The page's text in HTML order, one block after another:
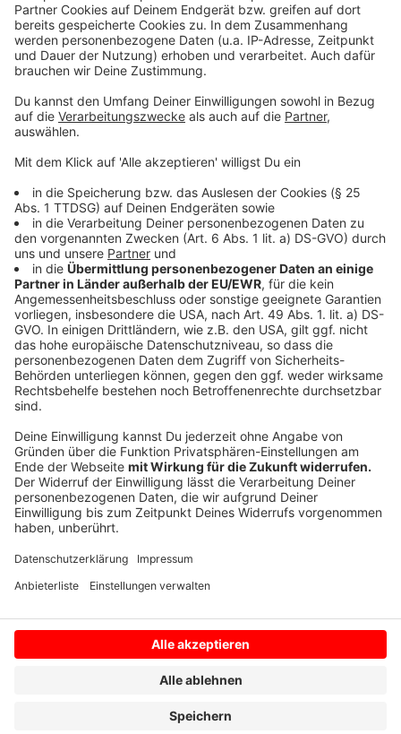
wer seinen Impfstatus nicht verlieren will, muss
sich boostern lassen. Dafür sollen Menschen mit
Booster auch keinen zusätzlichen Test machen
müssen.
Der Genesenen-Status soll nur noch sechs
Monate lang gelten. Wer eine überstandene
Coronainfektion nachweisen kann, soll bei Reisen
innerhalb der Europäischen Union keinen Test
Auch Ungeimpfte sollen überall einreisen dürfen.
Allerdings nur, wenn sie einen einen negativen
PCR-Test (max. 72 Stunden vor der Abreise) oder
einen negativen Antigen-Schnelltest (nicht älter
als 24 Stunden) vorweisen können.
Anzeige
Noch muss die deutsche Bundesregierung die EU-
Regeln umsetzen.
Anzeige
Anzeige